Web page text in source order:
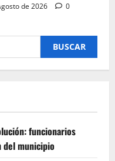
de 2026 0
funcionarios
del municipio